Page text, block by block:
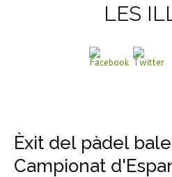
LES
Èxit del pàdel
Campionat